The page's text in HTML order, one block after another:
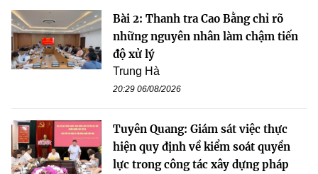
Bài 2: Thanh tra Cao Bằng chỉ rõ
những nguyên nhân làm chậm tiến
độ xử lý
Trung Hà
20:29 06/08/2026
Tuyên Quang: Giám sát việc thực
hiện quy định về kiểm soát quyền
lực trong công tác xây dựng pháp